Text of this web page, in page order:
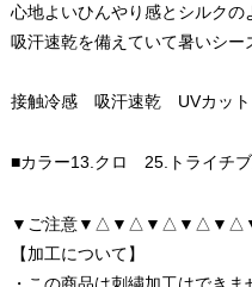
心地よいひんやり感とシルクの
吸汗速乾を備えていて暑いシー
接触冷感 吸汗速乾 UVカット
■カラー13.クロ 25.トライチ
▼ご注意
【加工について】